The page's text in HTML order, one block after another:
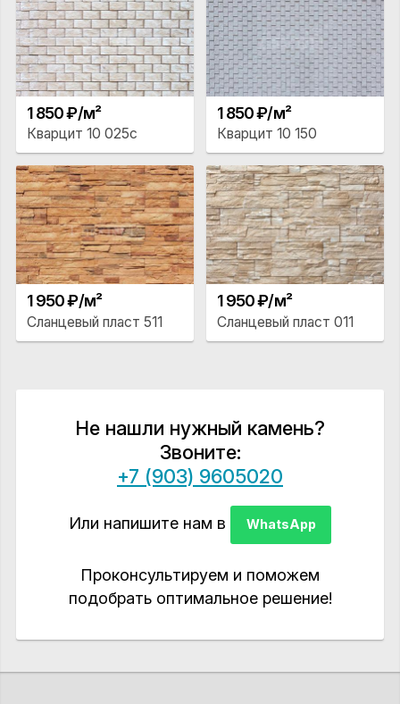
1 850 ₽/м²
Кварцит 10 025с
1 850 ₽/м²
Кварцит 10 150
1 950 ₽/м²
Сланцевый пласт 511
1 950 ₽/м²
Сланцевый пласт 011
Не нашли нужный камень?
Звоните:
+7 (903) 9605020
Или напишите нам в WhatsApp
Проконсультируем и поможем
подобрать оптимальное решение!